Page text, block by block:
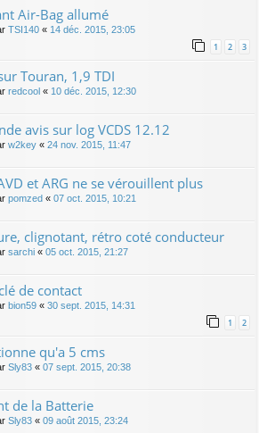
Air-Bag allumé
TSI140 « 14 déc. 2015, 23:05
1 2 3
Touran, 1,9 TDI
redcool « 10 déc. 2015, 12:30
avis sur log VCDS 12.12
w2key « 24 nov. 2015, 11:47
et ARG ne se vérouillent plus
pomzed « 07 oct. 2015, 10:21
clignotant, rétro coté conducteur
sarchi « 05 oct. 2015, 21:27
de contact
bion59 « 30 sept. 2015, 14:31
1 2
qu'a 5 cms
Sly83 « 07 sept. 2015, 20:38
de la Batterie
Sly83 « 09 août 2015, 23:24